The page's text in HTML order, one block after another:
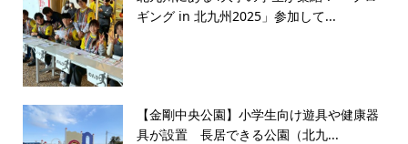
ギング in 北九州2025」参加して...
【金剛中央公園】小学生向け遊具や健康器
具が設置 長居できる公園（北九...